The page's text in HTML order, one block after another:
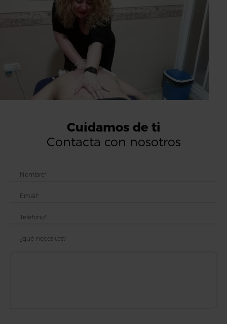
Cuidamos de ti
Contacta con nosotros
¿qué necesitas?